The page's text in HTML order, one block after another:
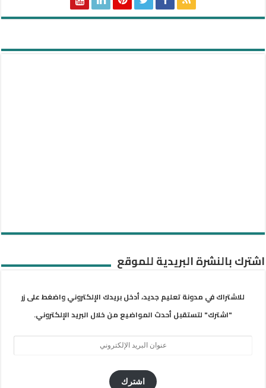
اشترك بالنشرة البريدية للموقع
للاشتراك في مدونة تعليم جديد، أدخل بريدك الإلكتروني واضغط على زر
"اشترك" لتستقبل أحدث المواضيع من خلال البريد الإلكتروني.
اشترك